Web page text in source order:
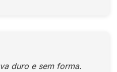
duro e sem forma.